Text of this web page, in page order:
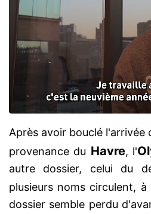
Après avoir bouclé l'arrivée
provenance du Havre, l'
autre dossier, celui du
plusieurs noms circulent,
dossier semble perdu